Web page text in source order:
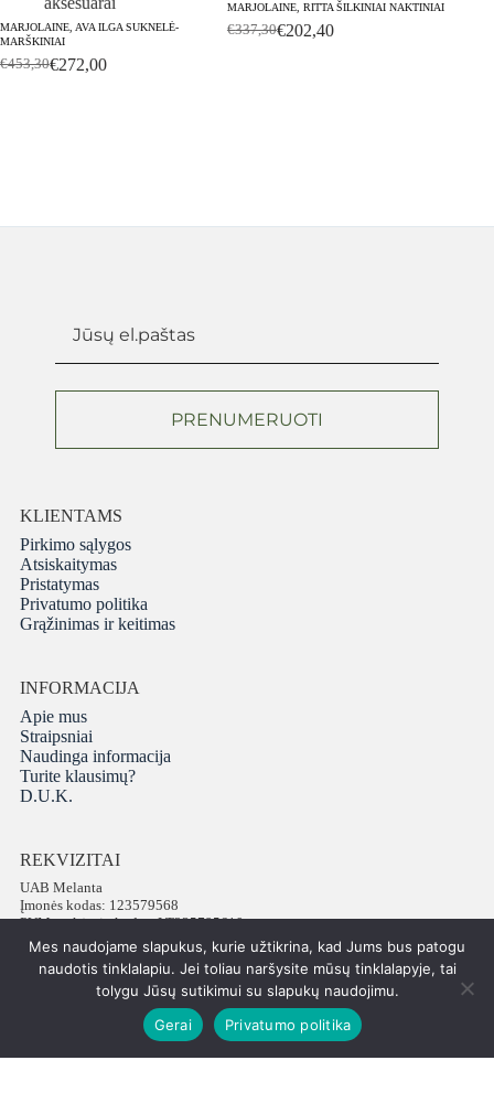
MARJOLAINE, AVA ILGA SUKNELĖ-
MARŠKINIAI
€453,30Original
€272,00
Current
MARJOLAINE, RITTA ŠILKINIAI NAKTINIAI
€337,30Original
€202,40
Current
PRENUMERUOTI
KLIENTAMS
Pirkimo sąlygos
Atsiskaitymas
Pristatymas
Privatumo politika
Grąžinimas ir keitimas
INFORMACIJA
Apie mus
Straipsniai
Naudinga informacija
Turite klausimų?
D.U.K.
REKVIZITAI
UAB Melanta
Įmonės kodas: 123579568
PVM mokėtojo kodas: LT235795610
Adresas: Vokiečių g. 16, LT-01130 Vilnius
Telefonas: +37065672540
Visos teisės saugomos © 2026 PatiPati
Mes naudojame slapukus, kurie užtikrina, kad Jums bus patogu
naudotis tinklalapiu. Jei toliau naršysite mūsų tinklalapyje, tai
tolygu Jūsų sutikimui su slapukų naudojimu.
Gerai
Privatumo politika